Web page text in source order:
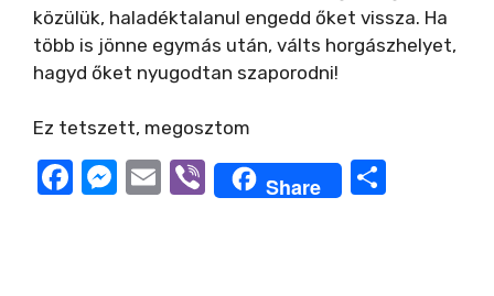
közülük, haladéktalanul engedd őket vissza. Ha
több is jönne egymás után, válts horgászhelyet,
hagyd őket nyugodtan szaporodni!
Ez tetszett, megosztom
F
M
E
Vi
Share